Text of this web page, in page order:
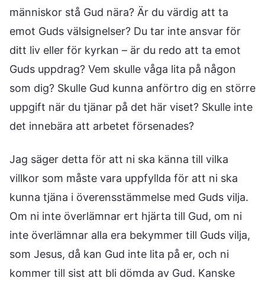
människor stå Gud nära? Är du värdig att ta
emot Guds välsignelser? Du tar inte ansvar för
ditt liv eller för kyrkan – är du redo att ta emot
Guds uppdrag? Vem skulle våga lita på någon
som dig? Skulle Gud kunna anförtro dig en större
uppgift när du tjänar på det här viset? Skulle inte
det innebära att arbetet försenades?
Jag säger detta för att ni ska känna till vilka
villkor som måste vara uppfyllda för att ni ska
kunna tjäna i överensstämmelse med Guds vilja.
Om ni inte överlämnar ert hjärta till Gud, om ni
inte överlämnar alla era bekymmer till Guds vilja,
som Jesus, då kan Gud inte lita på er, och ni
kommer till sist att bli dömda av Gud. Kanske